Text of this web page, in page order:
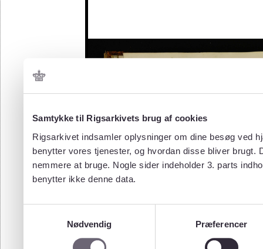
Samtykke til Rigsarkivets brug af cookies
Rigsarkivet indsamler oplysninger om dine besøg ved
benytter vores tjenester, og hvordan disse bliver
nemmere at bruge. Nogle sider indeholder 3. parts
benytter ikke denne data.
Nødvendig
Præferencer